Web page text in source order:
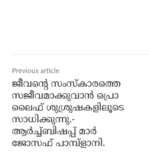
Previous article
ജീവന്റെ സംസ്കാരത്തെ
സജീവമാക്കുവാൻ പ്രൊ
ലൈഫ് ശുശ്രുഷകളിലൂടെ
സാധിക്കുന്നു.-
ആർച്ച്ബിഷപ്പ് മാർ
ജോസഫ് പാമ്പ്‌ളാനി.